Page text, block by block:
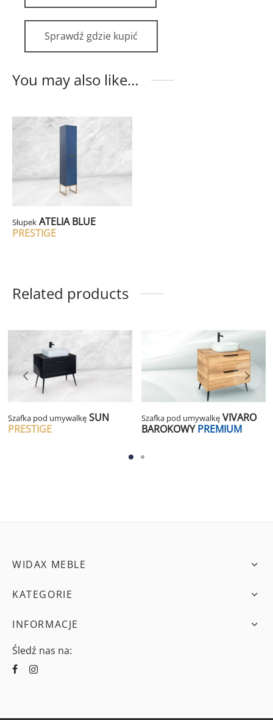
Sprawdź gdzie kupić
You may also like…
Słupek ATELIA BLUE
PRESTIGE
Related products
Szafka pod umywalkęSUN
PRESTIGE
Szafka pod umywalkęVIVARO
BAROKOWYPREMIUM
WIDAX MEBLE
KATEGORIE
INFORMACJE
Śledź nas na: